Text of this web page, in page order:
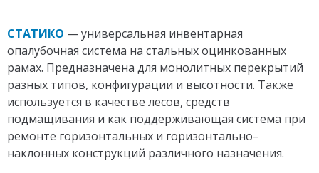
СТАТИКО — универсальная инвентарная
опалубочная система на стальных оцинкованных
рамах. Предназначена для монолитных перекрытий
разных типов, конфигурации и высотности. Также
используется в качестве лесов, средств
подмащивания и как поддерживающая система при
ремонте горизонтальных и горизонтально–
наклонных конструкций различного назначения.